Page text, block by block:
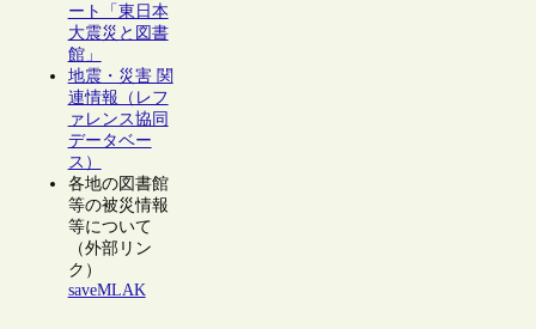
ート「東日本
大震災と図書
館」
地震・災害 関
連情報（レフ
ァレンス協同
データベー
ス）
各地の図書館
等の被災情報
等について
（外部リン
ク）
saveMLAK